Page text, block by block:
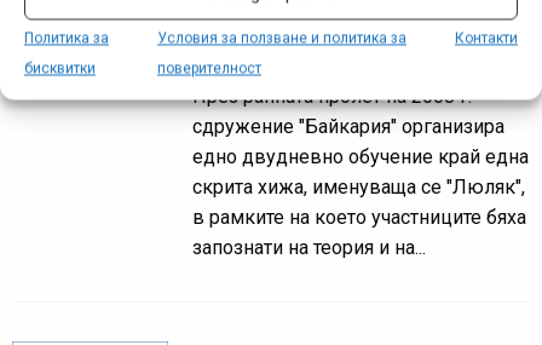
Политика за
бисквитки
Условия за ползване и политика за
поверителност
Контакти
апр. 29, 2010 at 19:58. 1179
През ранната пролет на 2008 г.
сдружение "Байкария" организира
едно двудневно обучение край една
скрита хижа, именуваща се "Люляк",
в рамките на което участниците бяха
запознати на теория и на...